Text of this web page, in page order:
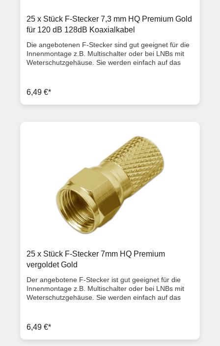
25 x Stück F-Stecker 7,3 mm HQ Premium Gold
für 120 dB 128dB Koaxialkabel
Die angebotenen F-Stecker sind gut geeignet für die
Innenmontage z.B. Multischalter oder bei LNBs mit
Weterschutzgehäuse. Sie werden einfach auf das
können somit für 120dB und 128dB Kabel verwendet
werden). Produktbeschreibung Länge: 2 cm Kabel Ø:
7,3 mm Innen Ø: 7,2 mm Dielektrikum Ø: 5,0 mm
6,49 €*
25 x Stück F-Stecker 7mm HQ Premium
vergoldet Gold
Der angebotene F-Stecker ist gut geeignet für die
Innenmontage z.B. Multischalter oder bei LNBs mit
Weterschutzgehäuse. Sie werden einfach auf das
können somit für 80dB, 90dB und 100dB Kabel
verwendet werden). Ausstattungsmerkmale
hochwertiger vergoldeter F-Stecker 7,0 mm für
6,49 €*